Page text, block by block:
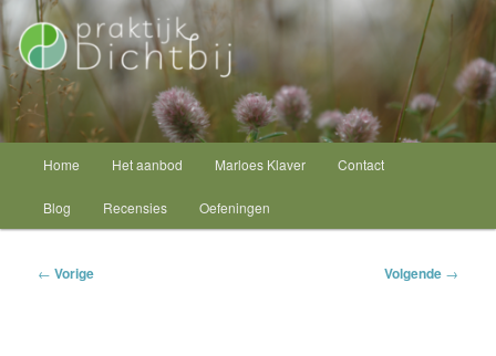
Spring
naar
de
primaire
inhoud Praktijk Dichtbij
Psycholoog Schagen
Home Het aanbod Marloes Klaver Contact
Blog Recensies Oefeningen
Bericht
← Vorige Volgende →